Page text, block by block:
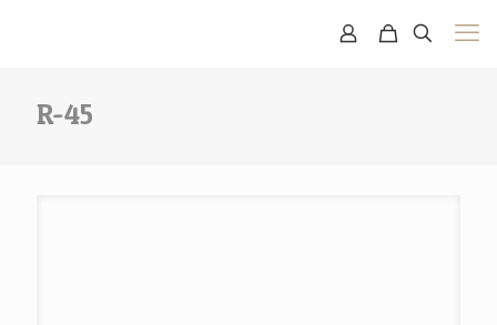
R-45